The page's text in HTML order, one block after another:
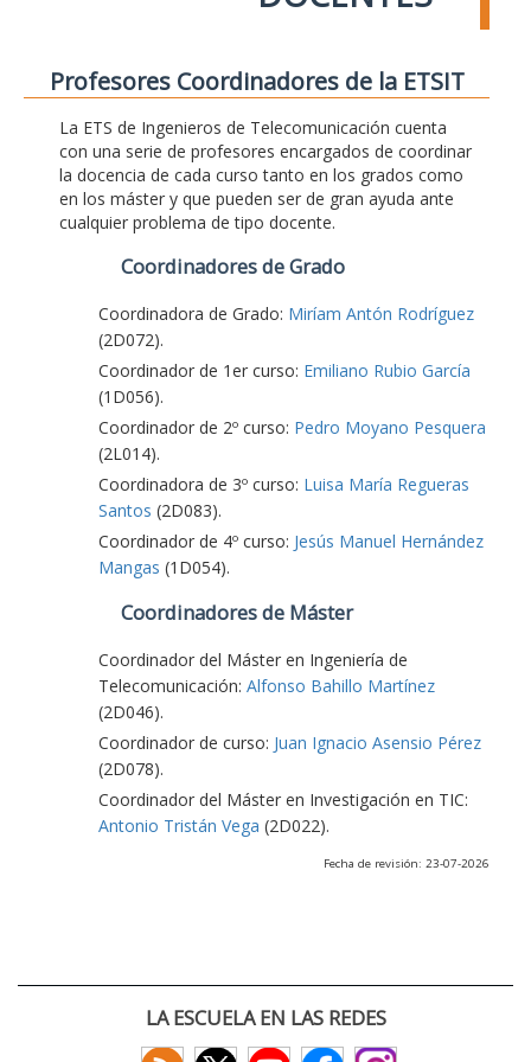
Profesores Coordinadores de la ETSIT
La ETS de Ingenieros de Telecomunicación cuenta
con una serie de profesores encargados de coordinar
la docencia de cada curso tanto en los grados como
en los máster y que pueden ser de gran ayuda ante
cualquier problema de tipo docente.
Coordinadores de Grado
Coordinadora de Grado: Miríam Antón Rodríguez
(2D072).
Coordinador de 1er curso: Emiliano Rubio García
(1D056).
Coordinador de 2º curso: Pedro Moyano Pesquera
(2L014).
Coordinadora de 3º curso: Luisa María Regueras
Santos (2D083).
Coordinador de 4º curso: Jesús Manuel Hernández
Mangas (1D054).
Coordinadores de Máster
Coordinador del Máster en Ingeniería de
Telecomunicación: Alfonso Bahillo Martínez
(2D046).
Coordinador de curso: Juan Ignacio Asensio Pérez
(2D078).
Coordinador del Máster en Investigación en TIC:
Antonio Tristán Vega (2D022).
Fecha de revisión: 23-07-2026
LA ESCUELA EN LAS REDES